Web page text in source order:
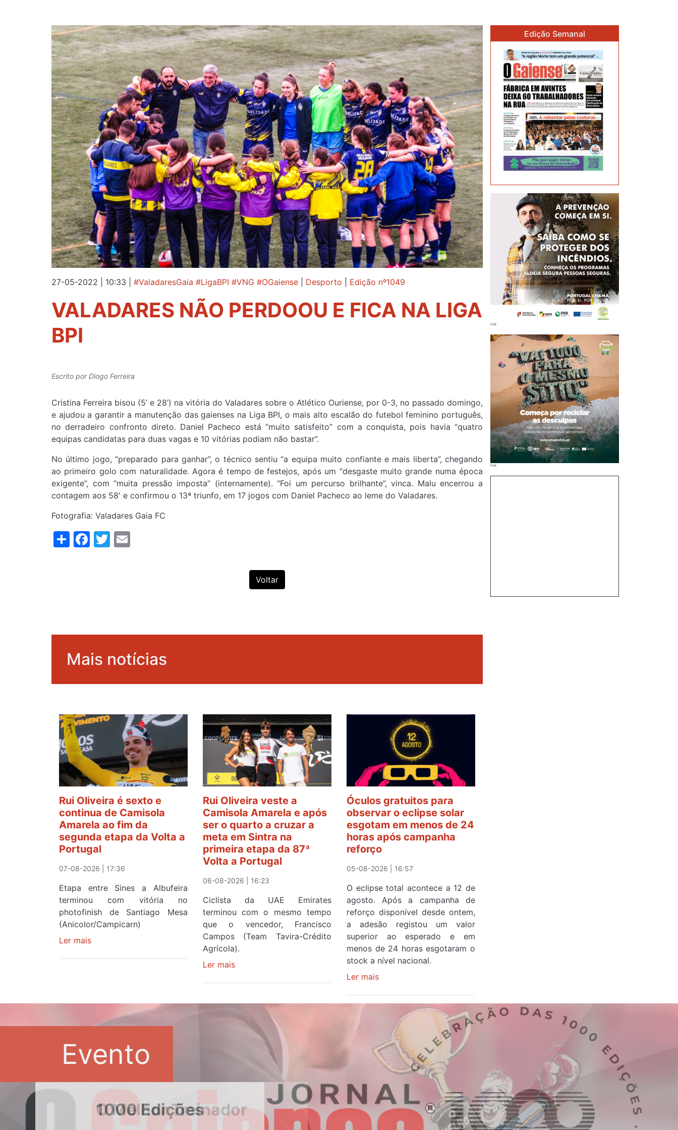
27-05-2022 | 10:33 #ValadaresGaia #LigaBPI #VNG #OGaiense Desporto Edição nº1049
VALADARES NÃO PERDOOU E FICA NA LIGA
BPI
Escrito porDiogo Ferreira
Cristina Ferreira bisou (5’ e 28’) na vitória do Valadares sobre o Atlético Ouriense, por 0-3, no passado domingo,
e ajudou a garantir a manutenção das gaienses na Liga BPI, o mais alto escalão do futebol feminino português,
no derradeiro confronto direto. Daniel Pacheco está “muito satisfeito” com a conquista, pois havia “quatro
equipas candidatas para duas vagas e 10 vitórias podiam não bastar”.
No último jogo, “preparado para ganhar”, o técnico sentiu “a equipa muito confiante e mais liberta”, chegando
ao primeiro golo com naturalidade. Agora é tempo de festejos, após um “desgaste muito grande numa época
exigente”, com “muita pressão imposta” (internamente). “Foi um percurso brilhante”, vinca. Malu encerrou a
contagem aos 58' e confirmou o 13ª triunfo, em 17 jogos com Daniel Pacheco ao leme do Valadares.
Fotografia: Valadares Gaia FC
ShareFacebook
Twitter
Voltar
Mais notícias
Rui Oliveira é sexto e
continua de Camisola
Amarela ao fim da
segunda etapa da Volta a
Portugal
07-08-2026 | 17:36
Etapa entre Sines a Albufeira
terminou com vitória no
photofinish de Santiago Mesa
(Anicolor/Campicarn)
Ler mais
e
de
Amarela
ao
etapa
Rui Oliveira veste a
Camisola Amarela e após
ser o quarto a cruzar a
meta em Sintra na
primeira etapa da 87ª
Volta a Portugal
06-08-2026 | 16:23
Ciclista da UAE Emirates
terminou com o mesmo tempo
que o vencedor, Francisco
Campos (Team Tavira-Crédito
Agrícola).
Ler maissobre
veste
Camisola
Amarela
a
Óculos gratuitos para
observar o eclipse solar
esgotam em menos de 24
horas após campanha
reforço
05-08-2026 | 16:57
O eclipse total acontece a 12 de
agosto. Após a campanha de
reforço disponível desde ontem,
a adesão registou um valor
superior ao esperado e em
menos de 24 horas esgotaram o
stock a nível nacional.
Ler maissobre
gratuitos
observar
eclipse
solar
esgotam
em
menos
de
Edição Semanal
Evento
1000 Edições